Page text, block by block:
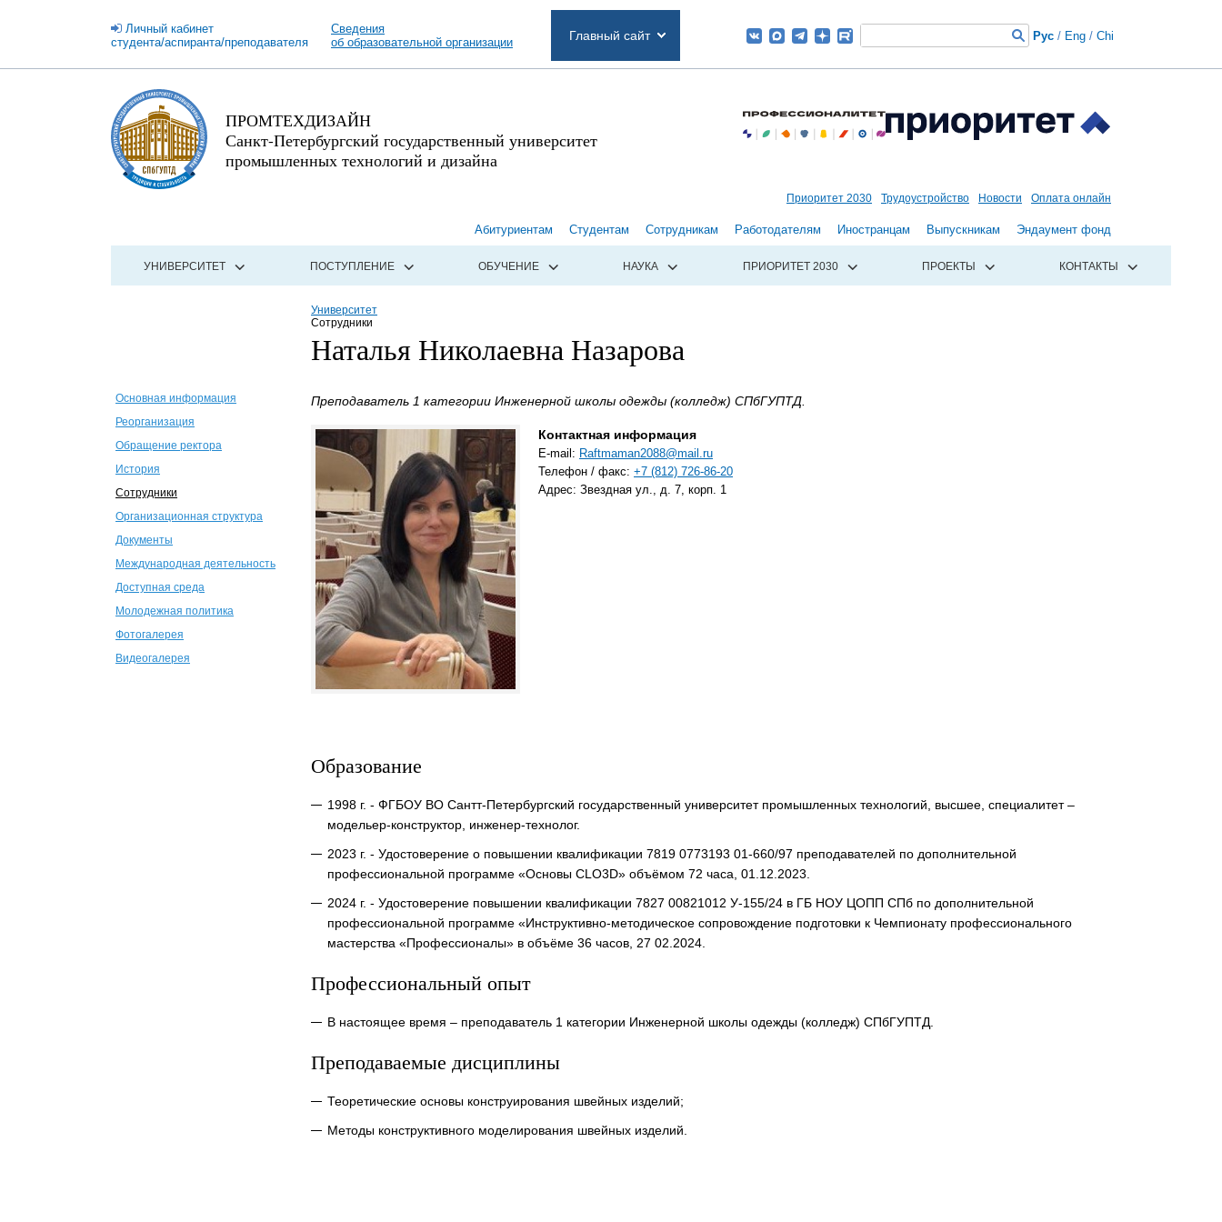
Личный кабинет
студента/аспиранта/преподавателя
Сведения
об образовательной организации
Главный сайт Рус / Eng / Chi
ПРОМТЕХДИЗАЙН
Санкт-Петербургский государственный университет
промышленных технологий и дизайна
Приоритет 2030 Трудоустройство Новости Оплата онлайн
Абитуриентам Студентам Сотрудникам Работодателям Иностранцам Выпускникам Эндаумент фонд
УНИВЕРСИТЕТ ПОСТУПЛЕНИЕ ОБУЧЕНИЕ НАУКА ПРИОРИТЕТ 2030 ПРОЕКТЫ КОНТАКТЫ
Университет
Сотрудники
Наталья Николаевна Назарова
Основная информация
Реорганизация
Обращение ректора
История
Сотрудники
Организационная структура
Документы
Международная деятельность
Доступная среда
Молодежная политика
Фотогалерея
Видеогалерея
Преподаватель 1 категории Инженерной школы одежды (колледж) СПбГУПТД.
Контактная информация
E-mail: Raftmaman2088@mail.ru
Телефон / факс: +7 (812) 726-86-20
Адрес: Звездная ул., д. 7, корп. 1
Образование
1998 г. - ФГБОУ ВО Сантт-Петербургский государственный университет промышленных технологий, высшее, специалитет –
модельер-конструктор, инженер-технолог.
2023 г. - Удостоверение о повышении квалификации 7819 0773193 01-660/97 преподавателей по дополнительной
профессиональной программе «Основы CLO3D» объёмом 72 часа, 01.12.2023.
2024 г. - Удостоверение повышении квалификации 7827 00821012 У-155/24 в ГБ НОУ ЦОПП СПб по дополнительной
профессиональной программе «Инструктивно-методическое сопровождение подготовки к Чемпионату профессионального
мастерства «Профессионалы» в объёме 36 часов, 27 02.2024.
Профессиональный опыт
В настоящее время – преподаватель 1 категории Инженерной школы одежды (колледж) СПбГУПТД.
Преподаваемые дисциплины
Теоретические основы конструирования швейных изделий;
Методы конструктивного моделирования швейных изделий.